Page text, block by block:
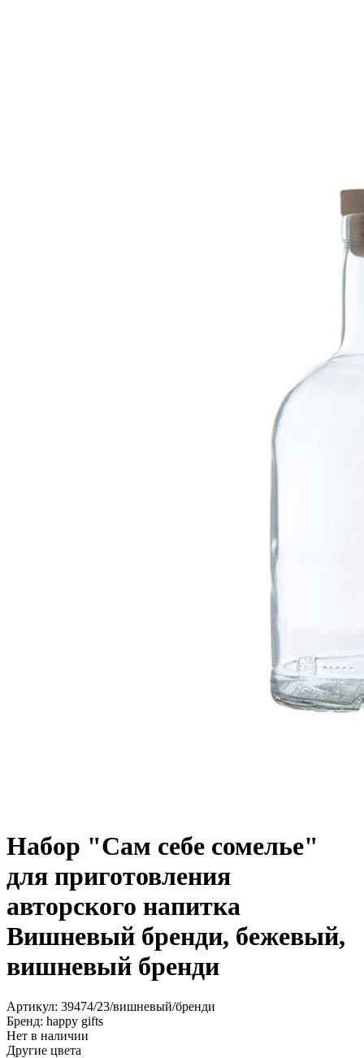
Набор "Сам себе сомелье"
для приготовления
авторского напитка
Вишневый бренди, бежевый,
вишневый бренди
Артикул: 39474/23/вишневый/бренди
Бренд: happy gifts
Нет в наличии
Другие цвета